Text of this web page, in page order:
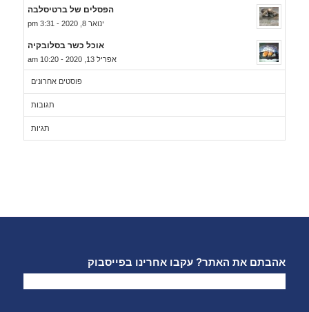
הפסלים של ברטיסלבה
ינואר 8, 2020 - 3:31 pm
אוכל כשר בסלובקיה
אפריל 13, 2020 - 10:20 am
פוסטים אחרונים
תגובות
תגיות
אהבתם את האתר? עקבו אחרינו בפייסבוק